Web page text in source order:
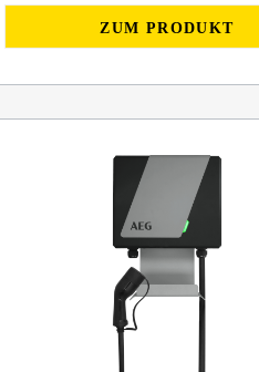
ZUM PRODUKT